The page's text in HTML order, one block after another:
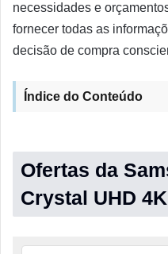
necessidades e
fornecer todas as
decisão de compra
Índice do Conteúdo
Ofertas da
Crystal UHD 4K